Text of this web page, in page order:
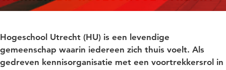
Hogeschool Utrecht (HU) is een levendige
gemeenschap waarin iedereen zich thuis voelt. Als
gedreven kennisorganisatie met een voortrekkersrol in